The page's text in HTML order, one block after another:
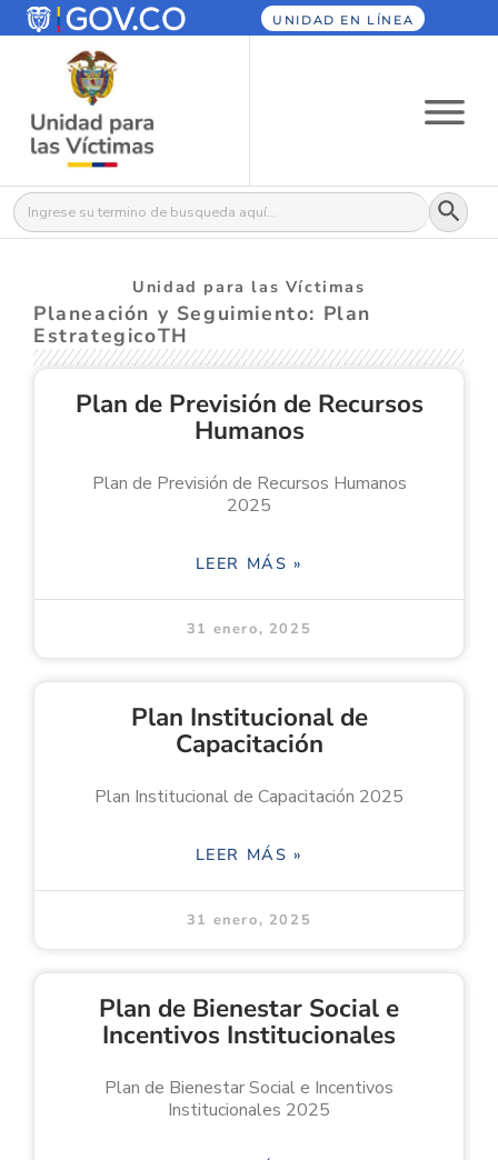
UNIDAD EN LÍNEA
Buscar: Botón
Unidad para las Víctimas
Planeación y Seguimiento: Plan
EstrategicoTH
Plan de Previsión de Recursos
Humanos
Plan de Previsión de Recursos Humanos
2025
LEER MÁS »
31 enero, 2025
Plan Institucional de
Capacitación
Plan Institucional de Capacitación 2025
LEER MÁS »
31 enero, 2025
Plan de Bienestar Social e
Incentivos Institucionales
Plan de Bienestar Social e Incentivos
Institucionales 2025